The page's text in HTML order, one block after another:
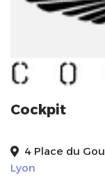
Cockpit
4 Place du
Lyon